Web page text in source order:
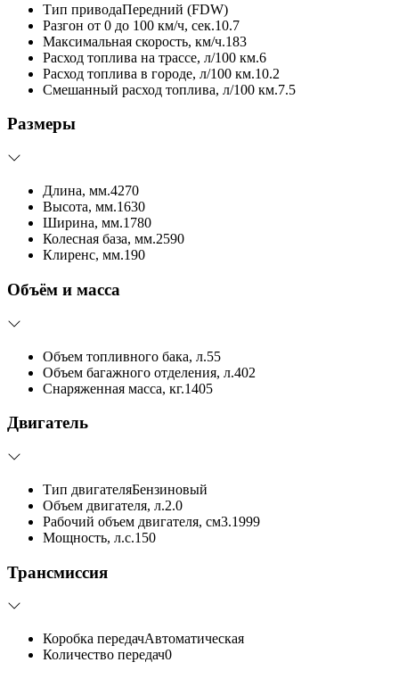
Тип приводаПередний (FDW)
Разгон от 0 до 100 км/ч, сек.10.7
Максимальная скорость, км/ч.183
Расход топлива на трассе, л/100 км.6
Расход топлива в городе, л/100 км.10.2
Смешанный расход топлива, л/100 км.7.5
Размеры
Длина, мм.4270
Высота, мм.1630
Ширина, мм.1780
Колесная база, мм.2590
Клиренс, мм.190
Объём и масса
Объем топливного бака, л.55
Объем багажного отделения, л.402
Снаряженная масса, кг.1405
Двигатель
Тип двигателяБензиновый
Объем двигателя, л.2.0
Рабочий объем двигателя, см3.1999
Мощность, л.с.150
Трансмиссия
Коробка передачАвтоматическая
Количество передач0